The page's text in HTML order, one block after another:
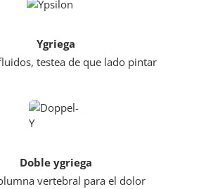
Ygriega
testea de que lado pintar
Doble ygriega
vertebral para el dolor